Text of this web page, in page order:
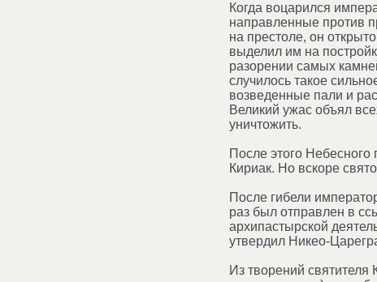
Когда воцарился
направленные против
на престоле, он
выделил им на
разорении самых
случилось такое
возведенные пали и
Великий ужас объял
уничтожить.
После этого
Кириак. Но вскоре
После гибели
раз был отправлен в
архипастырской
утвердил Никео-
Из творений